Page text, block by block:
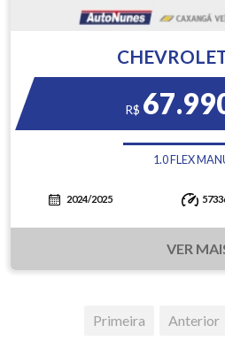
R$
1.0 FLEX
2024/2025
VER
Primeira Anterior